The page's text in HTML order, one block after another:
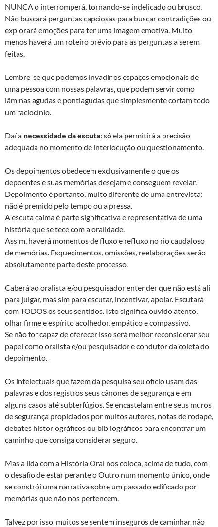
NUNCA o interromperá, tornando-se indelicado ou brusco.
Não buscará perguntas capciosas para buscar contradições ou
explorará emoções para ter uma imagem emotiva. Muito
menos haverá um roteiro prévio para as perguntas a serem
feitas.
Lembre-se que podemos invadir os espaços emocionais de
uma pessoa com nossas palavras, que podem servir como
lâminas agudas e pontiagudas que simplesmente cortam todo
um raciocínio.
Daí a necessidade da escuta: só ela permitirá a precisão
adequada no momento de interlocução ou questionamento.
Os depoimentos obedecem exclusivamente o que os
depoentes e suas memórias desejam e conseguem revelar.
Depoimento é portanto, muito diferente de uma entrevista:
não é premido pelo tempo ou a pressa.
A escuta calma é parte significativa e representativa de uma
história que se tece com a oralidade.
Assim, haverá momentos de fluxo e refluxo no rio caudaloso
de memórias. Esquecimentos, omissões, reelaborações serão
absolutamente parte deste processo.
Caberá ao oralista e/ou pesquisador entender que não está ali
para julgar, mas sim para escutar, incentivar, apoiar. Escutará
com TODOS os seus sentidos. Isto significa ouvido atento,
olhar firme e espírito acolhedor, empático e compassivo.
Se não for capaz de oferecer isso será melhor reconsiderar seu
papel como oralista e/ou pesquisador e condutor da coleta do
depoimento.
Os intelectuais que fazem da pesquisa seu oficio usam das
palavras e dos registros seus cânones de segurança e em
alguns casos até subterfúgios. Se encastelam entre seus muros
de segurança propiciados por muitos autores, notas de rodapé,
debates historiográficos ou bibliográficos para encontrar um
caminho que consiga considerar seguro.
Mas a lida com a História Oral nos coloca, acima de tudo, com
o desafio de estar perante o Outro num momento único, onde
se constrói uma narrativa sobre um passado edificado por
memórias que não nos pertencem.
Talvez por isso, muitos se sentem inseguros de caminhar não